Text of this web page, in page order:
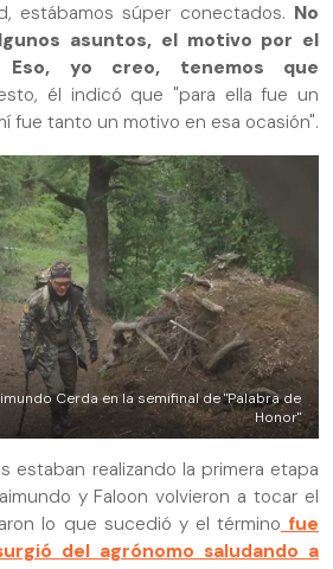
estábamos súper conectados. No
asuntos, el motivo por el
Eso, yo creo, tenemos que
él indicó que "para ella fue un
fue tanto un motivo en esa ocasión".
Cerda en la semifinal de "Palabra de
Honor"
estaban realizando la primera etapa
y Faloon volvieron a tocar el
lo que sucedió y el término fue
del agrónomo saludando a